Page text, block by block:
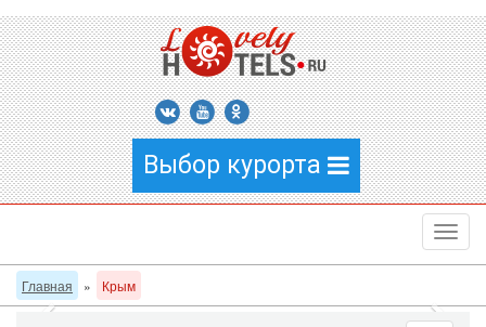
Выбор курорта
Главная » Крым